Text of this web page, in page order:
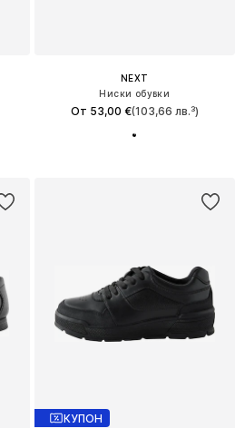
NEXT
Ниски обувки
От 53,00 €(103,66 лв.³)
КУПОН